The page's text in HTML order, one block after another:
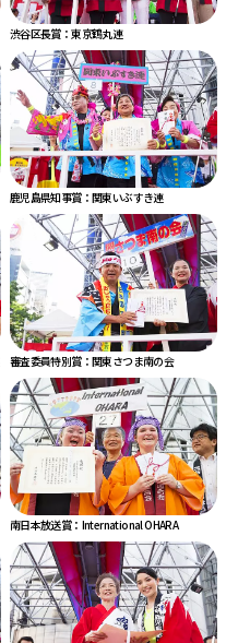
渋谷区長賞：東京鶴丸連
鹿児島県知事賞：関東いぶすき連
審査委員特別賞：関東さつま南の会
南日本放送賞：International OHARA